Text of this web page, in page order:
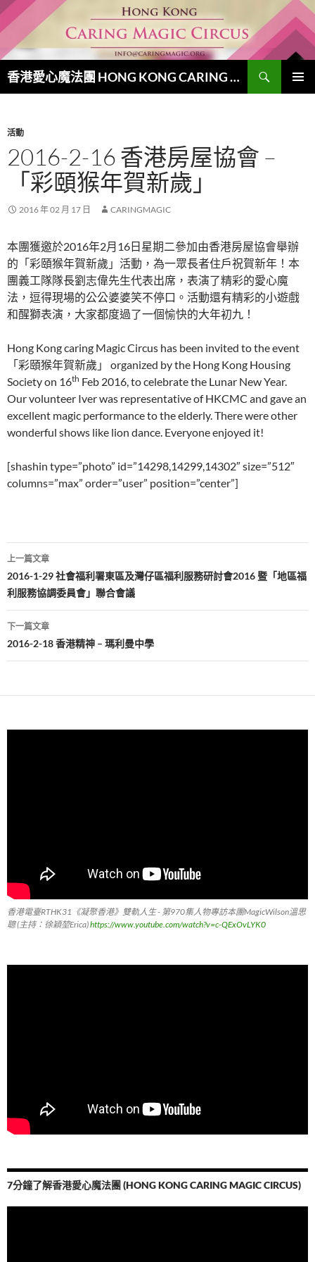
跳
至
要
內
容
香港愛心魔法團 HONG KONG CARING MAGIC CIRCUS
搜
尋
活動
2016-2-16 香港房屋協會 –
「彩頤猴年賀新歲」
2016 年 02 月 17 日 CARINGMAGIC
本團獲邀於2016年2月16日星期二參加由香港房屋協會舉辦
的「彩頤猴年賀新歲」活動，為一眾長者住戶祝賀新年！本
團義工隊隊長劉志偉先生代表出席，表演了精彩的愛心魔
法，逗得現場的公公婆婆笑不停口。活動還有精彩的小遊戲
和醒獅表演，大家都度過了一個愉快的大年初九！
Hong Kong caring Magic Circus has been invited to the event
「彩頤猴年賀新歲」 organized by the Hong Kong Housing
Society on 16th Feb 2016, to celebrate the Lunar New Year.
Our volunteer Iver was representative of HKCMC and gave an
excellent magic performance to the elderly. There were other
wonderful shows like lion dance. Everyone enjoyed it!
[shashin type=”photo” id=”14298,14299,14302″ size=”512″
columns=”max” order=”user” position=”center”]
文
章
導
覽
上一篇文章
2016-1-29 社會福利署東區及灣仔區福利服務研討會2016 暨「地區福
利服務協調委員會」聯合會議
下一篇文章
2016-2-18 香港精神 – 瑪利曼中學
香港電臺RTHK31《凝聚香港》雙軌人生 - 第970集人物專訪本團MagicWilson溫思
聰 (主持：徐穎堃Erica)https://www.youtube.com/watch?v=c-QExOvLYK0
7分鐘了解香港愛心魔法團 (HONG KONG CARING MAGIC CIRCUS)